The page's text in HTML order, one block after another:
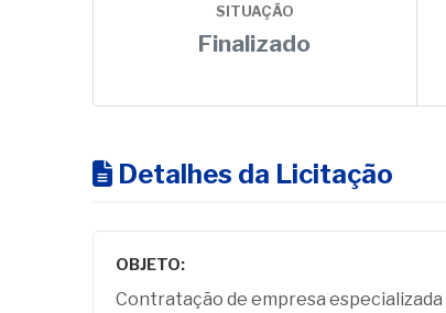
SITUAÇÃO
Finalizado
Detalhes da Licitação
OBJETO:
Contratação de empresa especializada